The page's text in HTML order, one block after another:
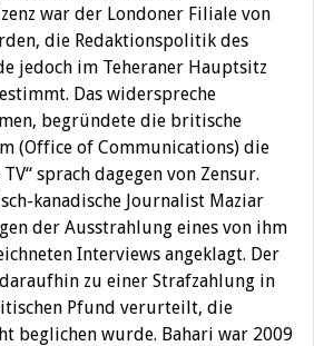
war der Londoner Filiale von
die Redaktionspolitik des
jedoch im Teheraner Hauptsitz
Das widerspreche
begründete die britische
(Office of Communications) die
sprach dagegen von Zensur.
kanadische Journalist Maziar
der Ausstrahlung eines von ihm
Interviews angeklagt. Der
zu einer Strafzahlung in
Pfund verurteilt, die
beglichen wurde. Bahari war 2009